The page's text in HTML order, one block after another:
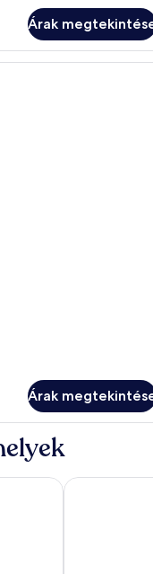
Árak
Árak
Staycity